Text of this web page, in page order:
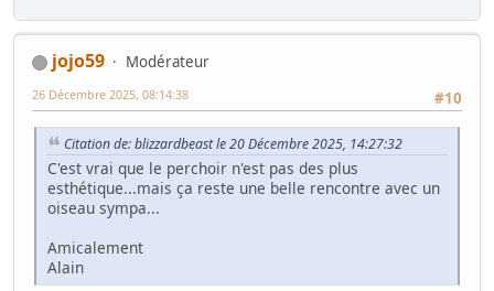
jojo59
Modérateur
#10
26 Décembre 2025, 08:14:38
Citation de: blizzardbeast le 20 Décembre 2025, 14:27:32
C'est vrai que le perchoir n'est pas des plus
esthétique...mais ça reste une belle rencontre avec un
oiseau sympa...
Amicalement
Alain